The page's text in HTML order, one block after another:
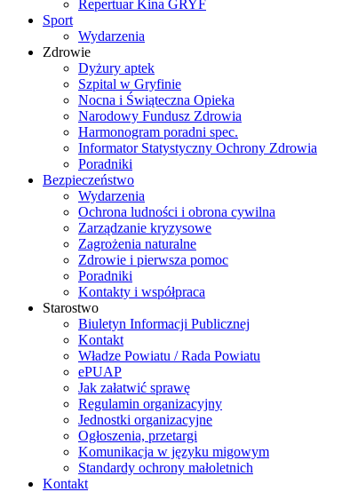
Repertuar Kina GRYF
Sport
Wydarzenia
Zdrowie
Dyżury aptek
Szpital w Gryfinie
Nocna i Świąteczna Opieka
Narodowy Fundusz Zdrowia
Harmonogram poradni spec.
Informator Statystyczny Ochrony Zdrowia
Poradniki
Bezpieczeństwo
Wydarzenia
Ochrona ludności i obrona cywilna
Zarządzanie kryzysowe
Zagrożenia naturalne
Zdrowie i pierwsza pomoc
Poradniki
Kontakty i współpraca
Starostwo
Biuletyn Informacji Publicznej
Kontakt
Władze Powiatu / Rada Powiatu
ePUAP
Jak załatwić sprawę
Regulamin organizacyjny
Jednostki organizacyjne
Ogłoszenia, przetargi
Komunikacja w języku migowym
Standardy ochrony małoletnich
Kontakt